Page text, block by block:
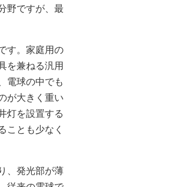
野ですが、最
す。家庭用の
を兼ねる汎用
電球の中でも
が大きく重い
灯を設置する
ことも少なく
、発光部が薄